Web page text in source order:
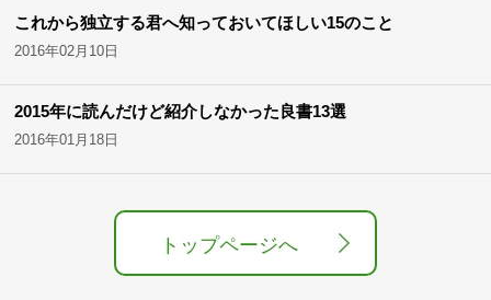
これから独立する君へ知っておいてほしい15のこと
2016年02月10日
2015年に読んだけど紹介しなかった良書13選
2016年01月18日
トップページへ